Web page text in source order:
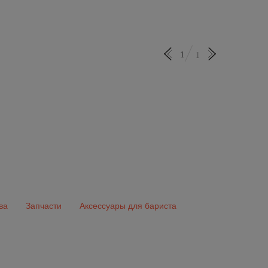
1 1
Запчасти Аксессуары для бариста